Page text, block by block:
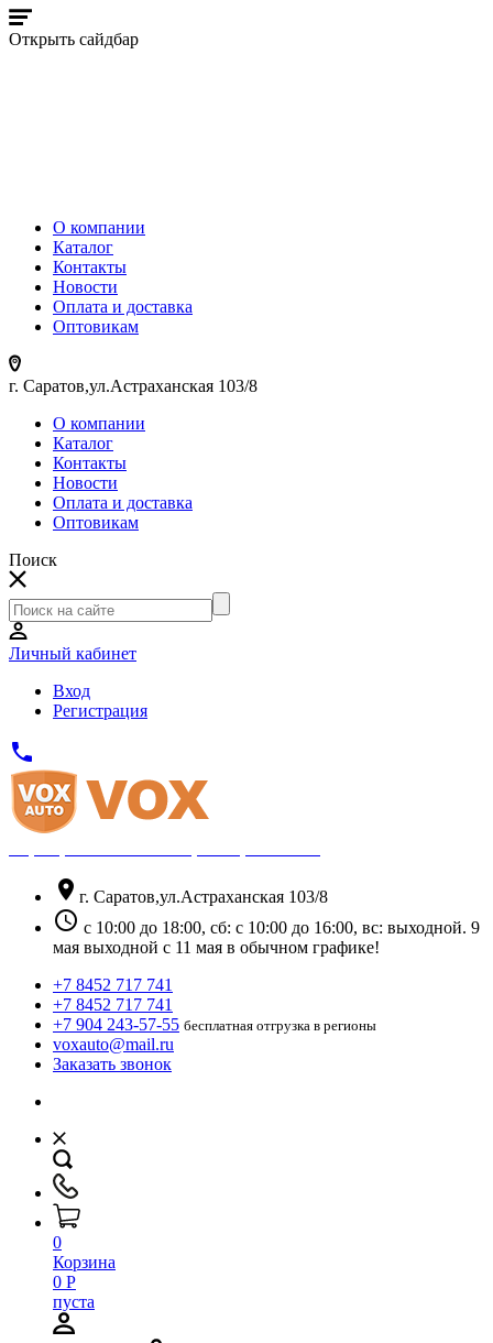
Открыть сайдбар
О компании
Каталог
Контакты
Новости
Оплата и доставка
Оптовикам
г. Саратов,ул.Астраханская 103/8
О компании
Каталог
Контакты
Новости
Оплата и доставка
Оптовикам
Поиск
Личный кабинет
Вход
Регистрация
phone
location_on г. Саратов,ул.Астраханская 103/8
schedule с 10:00 до 18:00, сб: с 10:00 до 16:00, вс: выходной. 9
мая выходной с 11 мая в обычном графике!
+7 8452 717 741
+7 8452 717 741
+7 904 243-57-55 бесплатная отгрузка в регионы
voxauto@mail.ru
Заказать звонок
0
Корзина
0 Р
пуста